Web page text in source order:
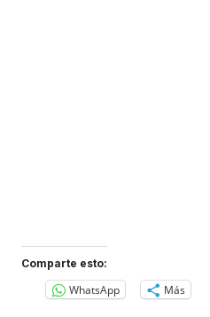
Comparte esto:
WhatsApp Más